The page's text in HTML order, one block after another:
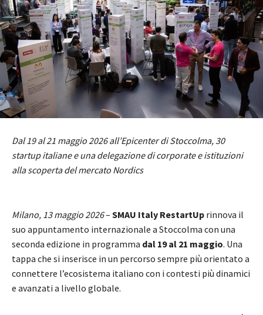
Dal 19 al 21 maggio 2026 all’Epicenter di Stoccolma, 30
startup italiane e una delegazione di corporate e istituzioni
alla scoperta del mercato Nordics
Milano, 13 maggio 2026– SMAU Italy RestartUp rinnova il
suo appuntamento internazionale a Stoccolma con una
seconda edizione in programma dal 19 al 21 maggio. Una
tappa che si inserisce in un percorso sempre più orientato a
connettere l’ecosistema italiano con i contesti più dinamici
e avanzati a livello globale.